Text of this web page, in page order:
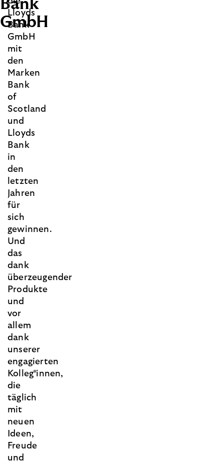
Bank
GmbH
Lloyds
Bank
GmbH
mit
den
Marken
Bank
of
Scotland
und
Lloyds
Bank
in
den
letzten
Jahren
für
sich
gewinnen.
Und
das
dank
überzeugender
Produkte
und
vor
allem
dank
unserer
engagierten
Kolleg*innen,
die
täglich
mit
neuen
Ideen,
Freude
und